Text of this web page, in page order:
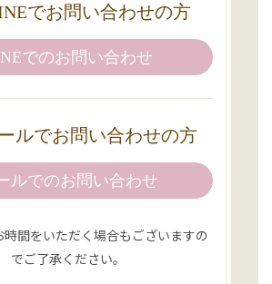
でお問い合わせの方
でのお問い合わせ
ルでお問い合わせの方
ルでのお問い合わせ
間をいただく場合もございますの
でご了承ください。